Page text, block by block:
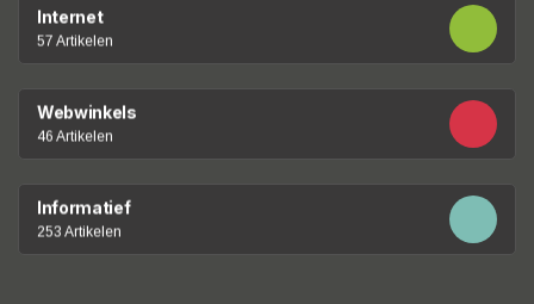
Internet
57 Artikelen
Webwinkels
46 Artikelen
Informatief
253 Artikelen